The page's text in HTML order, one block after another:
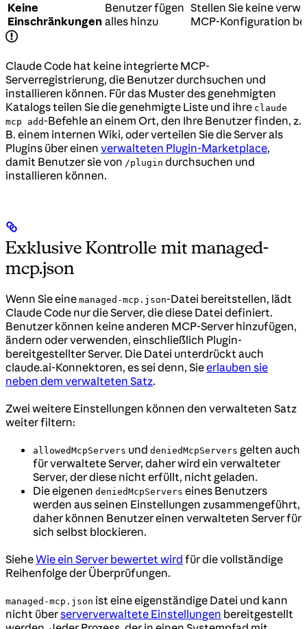
Keine
Einschränkungen
Benutzer fügen
alles hinzu
Stellen Sie keine
MCP-Konfiguration
Claude Code hat keine integrierte MCP-
Serverregistrierung, die Benutzer durchsuchen und
installieren können. Für das Muster des genehmigten
Katalogs teilen Sie die genehmigte Liste und ihre claude
mcp add-Befehle an einem Ort, den Ihre Benutzer finden, z.
B. einem internen Wiki, oder verteilen Sie die Server als
Plugins über einen verwalteten Plugin-Marketplace,
damit Benutzer sie von /plugin durchsuchen und
installieren können.
Exklusive Kontrolle mit managed-
mcp.json
Wenn Sie eine managed-mcp.json-Datei bereitstellen, lädt
Claude Code nur die Server, die diese Datei definiert.
Benutzer können keine anderen MCP-Server hinzufügen,
ändern oder verwenden, einschließlich Plugin-
bereitgestellter Server. Die Datei unterdrückt auch
claude.ai-Konnektoren, es sei denn, Sieerlauben sie
neben dem verwalteten Satz.
Zwei weitere Einstellungen können den verwalteten Satz
weiter filtern:
allowedMcpServers und deniedMcpServers gelten auch
für verwaltete Server, daher wird ein verwalteter
Server, der diese nicht erfüllt, nicht geladen.
Die eigenen deniedMcpServers eines Benutzers
werden aus seinen Einstellungen zusammengeführt,
daher können Benutzer einen verwalteten Server für
sich selbst blockieren.
SieheWie ein Server bewertet wird für die vollständige
Reihenfolge der Überprüfungen.
managed-mcp.json ist eine eigenständige Datei und kann
nicht überserververwaltete Einstellungen bereitgestellt